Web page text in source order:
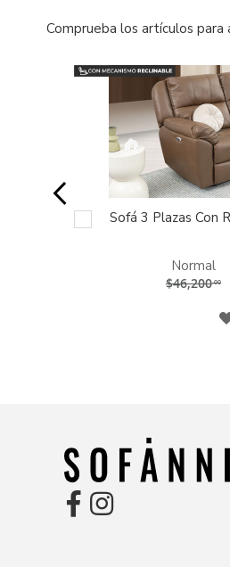
Comprueba los artículos para
Sofá 3 Plazas Con
Normal
$46,200.00
AGREGAR